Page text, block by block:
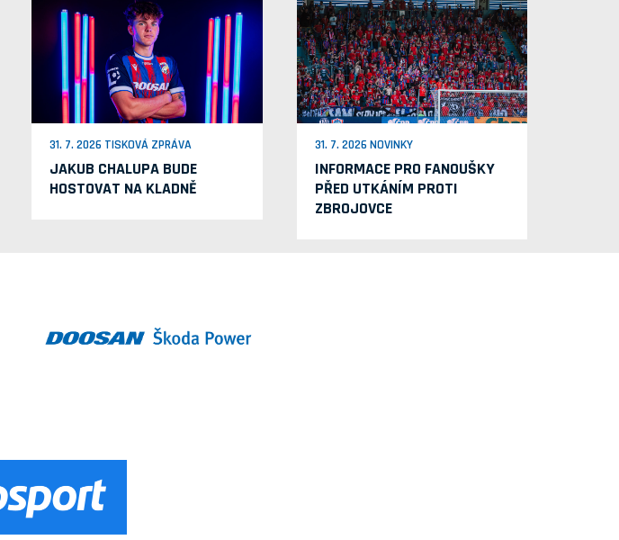
31. 7. 2026 TISKOVÁ ZPRÁVA
JAKUB CHALUPA BUDE
HOSTOVAT NA KLADNĚ
31. 7. 2026 NOVINKY
INFORMACE PRO FANOUŠKY
PŘED UTKÁNÍM PROTI
ZBROJOVCE